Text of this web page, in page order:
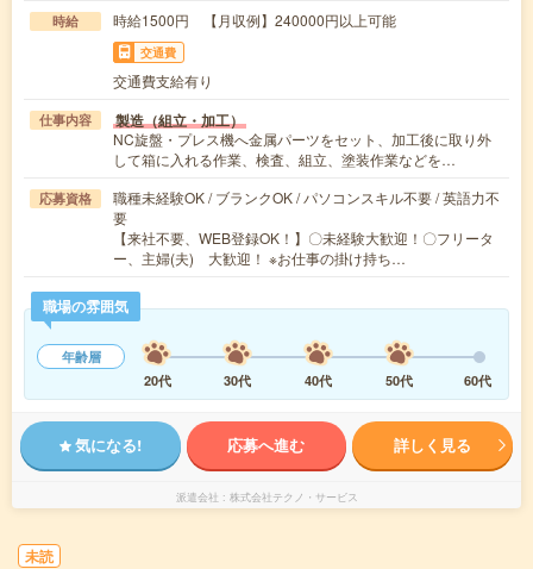
時給 時給1500円 【月収例】240000円以上可能
交通費
交通費支給有り
仕事内容 製造（組立・加工）
NC旋盤・プレス機へ金属パーツをセット、加工後に取り外
して箱に入れる作業、検査、組立、塗装作業などを…
応募資格
職種未経験OK / ブランクOK / パソコンスキル不要 / 英語力不
要
【来社不要、WEB登録OK！】〇未経験大歓迎！〇フリータ
ー、主婦(夫) 大歓迎！ ※お仕事の掛け持ち…
職場の雰囲気
年齢層
20代
30代 40代 50代 60代
気になる! 応募へ進む 詳しく見る
派遣会社 株式会社テクノ・サービス
未読